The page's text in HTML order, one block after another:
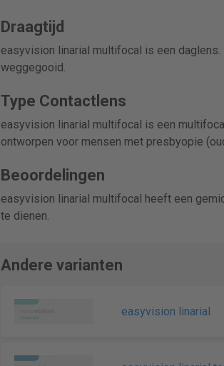
Draagtijd
easyvision linarial multifocal is een
weggegooid.
Type Contactlens
easyvision linarial multifocal is een
ontworpen voor mensen met presbyopie
Beoordelingen
easyvision linarial multifocal heeft een
te dienen.
Andere varianten
easyvision linarial